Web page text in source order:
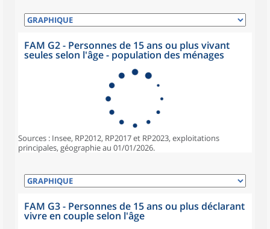
FAM G2 - Personnes de 15 ans ou plus vivant
seules selon l'âge - population des ménages
Sources : Insee, RP2012, RP2017 et RP2023, exploitations
principales, géographie au 01/01/2026.
FAM G3 - Personnes de 15 ans ou plus déclarant
vivre en couple selon l'âge